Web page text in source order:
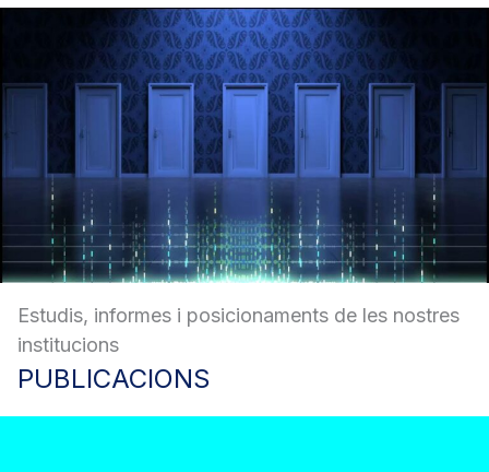
Estudis, informes i posicionaments de les nostres
institucions
PUBLICACIONS